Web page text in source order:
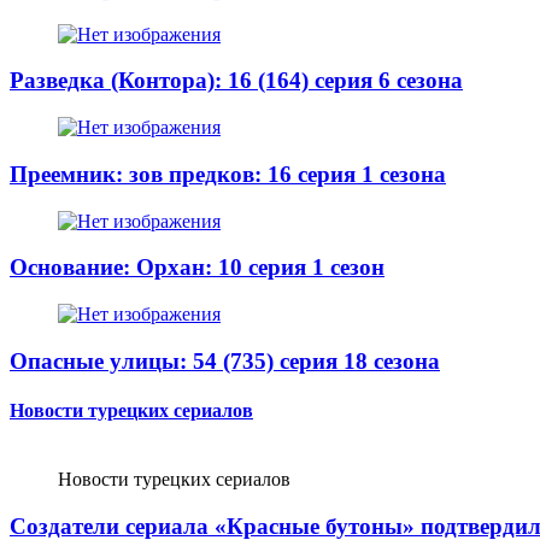
Разведка (Контора): 16 (164) серия 6 сезона
Преемник: зов предков: 16 серия 1 сезона
Основание: Орхан: 10 серия 1 сезон
Опасные улицы: 54 (735) серия 18 сезона
Новости турецких сериалов
Новости турецких сериалов
Создатели сериала «Красные бутоны»